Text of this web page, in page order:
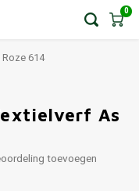
0
614
As
toevoegen